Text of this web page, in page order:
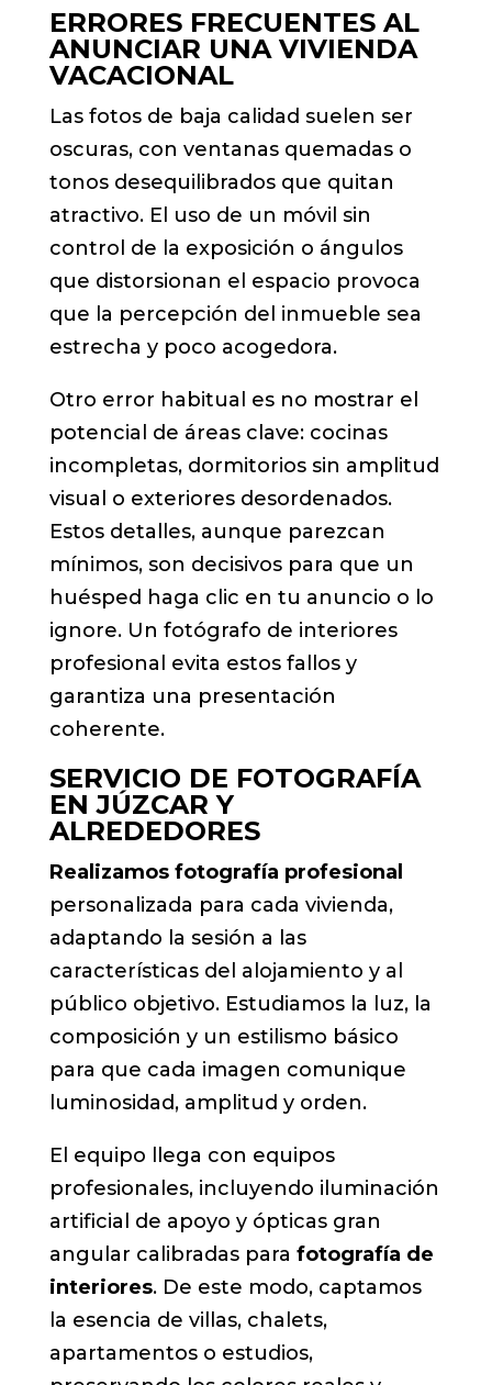
ERRORES FRECUENTES AL
ANUNCIAR UNA VIVIENDA
VACACIONAL
Las fotos de baja calidad suelen ser
oscuras, con ventanas quemadas o
tonos desequilibrados que quitan
atractivo. El uso de un móvil sin
control de la exposición o ángulos
que distorsionan el espacio provoca
que la percepción del inmueble sea
estrecha y poco acogedora.
Otro error habitual es no mostrar el
potencial de áreas clave: cocinas
incompletas, dormitorios sin amplitud
visual o exteriores desordenados.
Estos detalles, aunque parezcan
mínimos, son decisivos para que un
huésped haga clic en tu anuncio o lo
ignore. Un fotógrafo de interiores
profesional evita estos fallos y
garantiza una presentación
coherente.
SERVICIO DE FOTOGRAFÍA
EN JÚZCAR Y
ALREDEDORES
Realizamos fotografía profesional
personalizada para cada vivienda,
adaptando la sesión a las
características del alojamiento y al
público objetivo. Estudiamos la luz, la
composición y un estilismo básico
para que cada imagen comunique
luminosidad, amplitud y orden.
El equipo llega con equipos
profesionales, incluyendo iluminación
artificial de apoyo y ópticas gran
angular calibradas para fotografía de
interiores. De este modo, captamos
la esencia de villas, chalets,
apartamentos o estudios,